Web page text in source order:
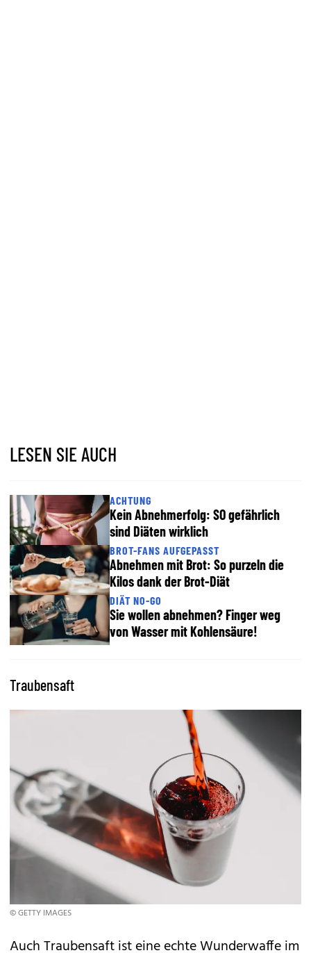
LESEN SIE AUCH
ACHTUNG
Kein Abnehmerfolg: SO gefährlich
sind Diäten wirklich
BROT-FANS AUFGEPASST
Abnehmen mit Brot: So purzeln die
Kilos dank der Brot-Diät
DIÄT NO-GO
Sie wollen abnehmen? Finger weg
von Wasser mit Kohlensäure!
Traubensaft
© GETTY IMAGES
Auch Traubensaft ist eine echte Wunderwaffe im